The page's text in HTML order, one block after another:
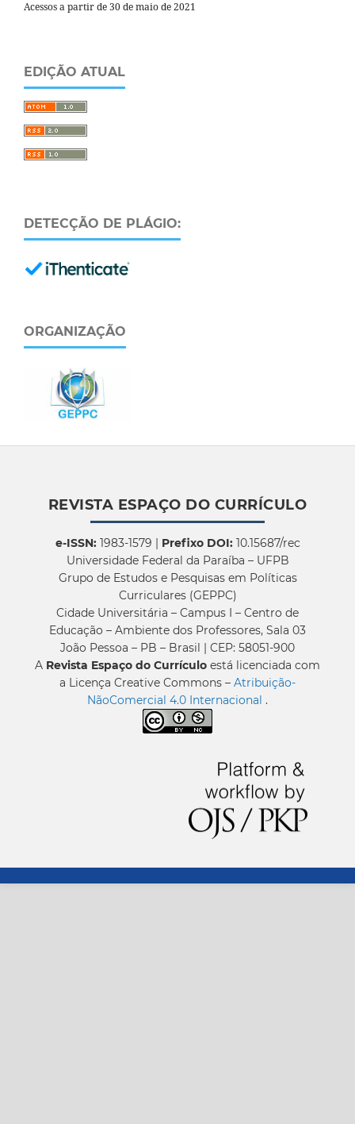
Acessos a partir de 30 de maio de 2021
EDIÇÃO ATUAL
DETECÇÃO DE PLÁGIO:
ORGANIZAÇÃO
REVISTA ESPAÇO DO CURRÍCULO
e-ISSN:1983-1579 | Prefixo DOI:10.15687/rec
Universidade Federal da Paraíba – UFPB
Grupo de Estudos e Pesquisas em Políticas
Curriculares (GEPPC)
Cidade Universitária – Campus I – Centro de
Educação – Ambiente dos Professores, Sala 03
João Pessoa – PB – Brasil | CEP: 58051-900
A Revista Espaço do Currículo está licenciada com
a Licença Creative Commons – Atribuição-
NãoComercial 4.0 Internacional .